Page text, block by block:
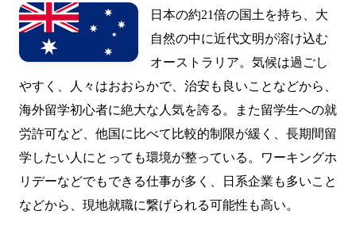
日本の約21倍の国土を持ち、大
自然の中に近代文明が溶け込む
オーストラリア。気候は過ごし
やすく、人々はおおらかで、治安も良いことなどから、
海外留学初心者に絶大な人気を誇る。また留学生への就
労許可など、他国に比べて比較的制限が緩く、長期間留
学したい人にとっても環境が整っている。ワーキングホ
リデーなどでもできる仕事が多く、日系企業も多いこと
などから、現地就職に繋げられる可能性も高い。